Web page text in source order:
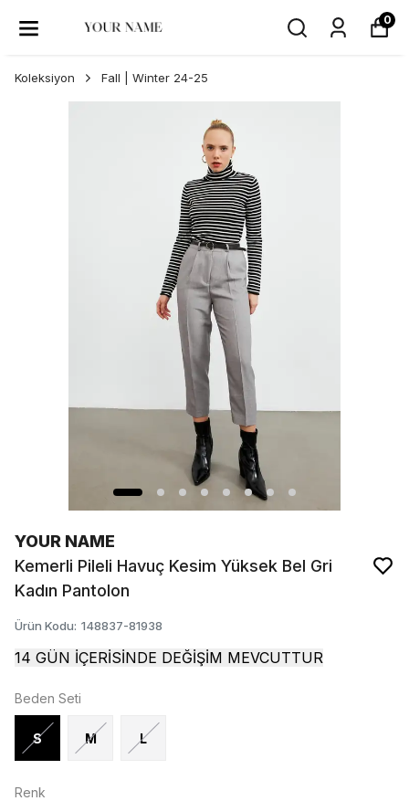
0
Koleksiyon Fall | Winter 24-25
YOUR NAME
Kemerli Pileli Havuç Kesim Yüksek Bel Gri
Kadın Pantolon
Ürün Kodu: 148837-81938
14 GÜN İÇERİSİNDE DEĞİŞİM MEVCUTTUR
Beden Seti
S M L
Renk